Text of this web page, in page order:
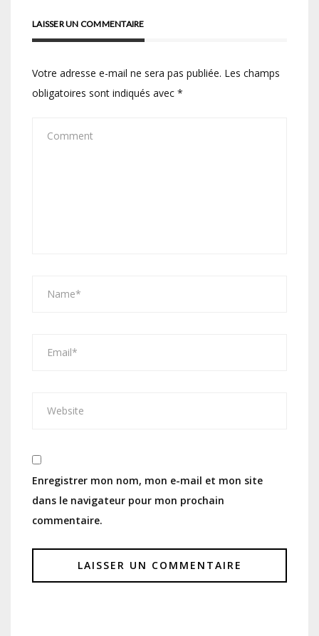
LAISSER UN COMMENTAIRE
Votre adresse e-mail ne sera pas publiée. Les champs
obligatoires sont indiqués avec *
Enregistrer mon nom, mon e-mail et mon site
dans le navigateur pour mon prochain
commentaire.